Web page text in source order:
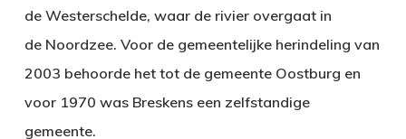
de Westerschelde, waar de rivier overgaat in
de Noordzee. Voor de gemeentelijke herindeling van
2003 behoorde het tot de gemeente Oostburg en
voor 1970 was Breskens een zelfstandige
gemeente.